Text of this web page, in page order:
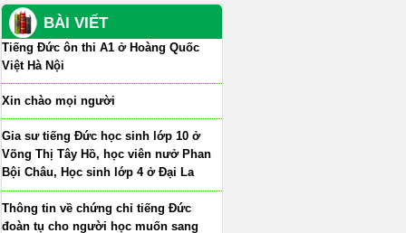
BÀI VIẾT
Tiếng Đức ôn thi A1 ở Hoàng Quốc
Việt Hà Nội
Xin chào mọi người
Gia sư tiếng Đức học sinh lớp 10 ở
Võng Thị Tây Hồ, học viên nưở Phan
Bội Châu, Học sinh lớp 4 ở Đại La
Thông tin về chứng chỉ tiếng Đức
đoàn tụ cho người học muốn sang